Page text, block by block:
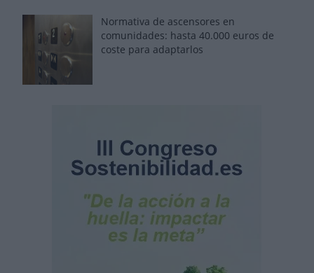
Normativa de ascensores en
comunidades: hasta 40.000 euros de
coste para adaptarlos